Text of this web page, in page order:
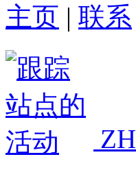
主页 | 联系
ZH